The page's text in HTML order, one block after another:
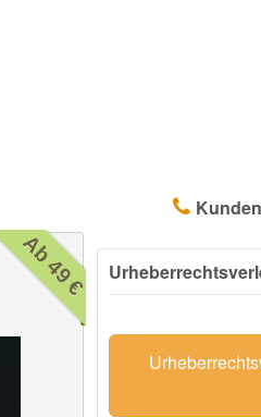
Ab 49 €